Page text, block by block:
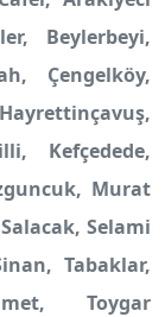
Beylerbeyi,
Çengelköy,
Kefçedede,
Murat
Selami
Tabaklar,
Toygar